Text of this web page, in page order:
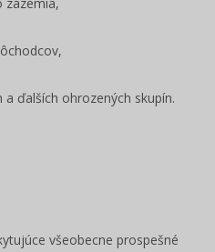
ďalších ohrozených skupín.
všeobecne prospešné